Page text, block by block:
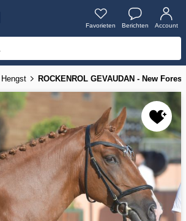
Favorieten Berichten Account
Hengst ROCKENROL GEVAUDAN - New